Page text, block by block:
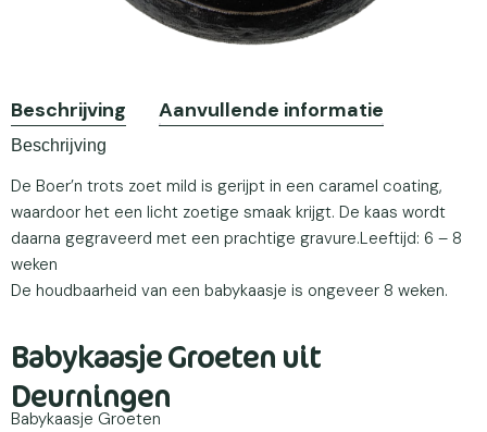
Beschrijving Aanvullende informatie
Beschrijving
De Boer’n trots zoet mild is gerijpt in een caramel coating,
waardoor het een licht zoetige smaak krijgt. De kaas wordt
daarna gegraveerd met een prachtige gravure.Leeftijd: 6 – 8
weken
De houdbaarheid van een babykaasje is ongeveer 8 weken.
Babykaasje Groeten uit
Deurningen
Babykaasje Groeten